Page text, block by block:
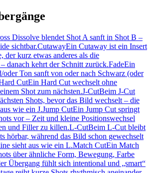
Dissolve blendet Shot A sanft in Shot B –
sichtbar.CutawayEin Cutaway ist ein Insert
der kurz etwas anderes als die
danach kehrt der Schnitt zurück.FadeEin
Ton sanft von oder nach Schwarz (oder
CutEin Hard Cut wechselt ohne
Shot zum nächsten.J-CutBeim J-Cut
Shots, bevor das Bild wechselt – die
wie ein J.Jump CutEin Jump Cut springt
vor – Zeit und kleine Positionswechsel
und Filler zu killen.L-CutBeim L-Cut bleibt
hörbar, während das Bild schon gewechselt
sieht aus wie ein L.Match CutEin Match
über ähnliche Form, Bewegung, Farbe
Übergang fühlt sich intentional und „smart“